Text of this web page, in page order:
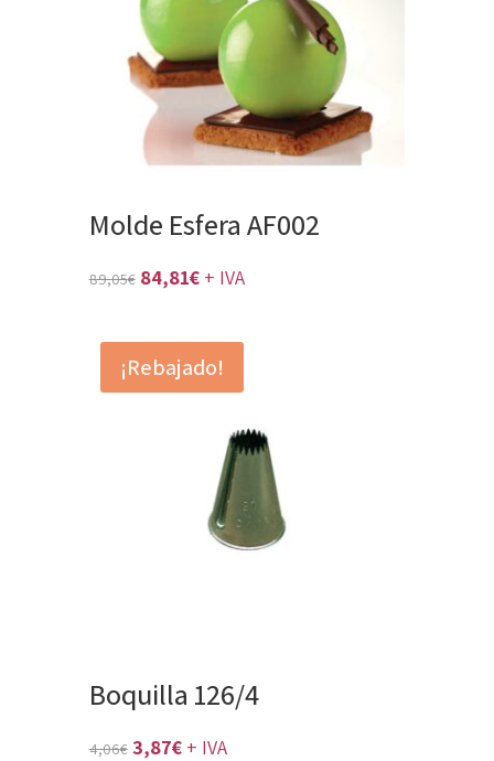
Molde Esfera AF002
89,05€ El
original
era:
84,81€El
actual
es:
+ IVA
¡Rebajado!
Boquilla 126/4
4,06€ El
3,87€El+ IVA